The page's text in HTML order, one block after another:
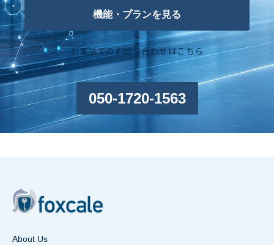
機能・プランを見る
お電話でのお問い合わせはこちら
050-1720-1563
About Us